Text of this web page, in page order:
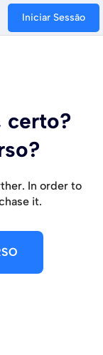
Iniciar Sessão
certo?
In order to
it.